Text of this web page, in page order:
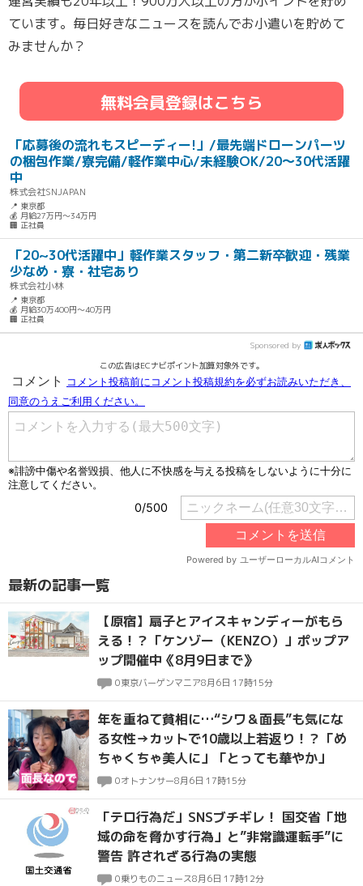
ています。毎日好きなニュースを読んでお小遣いを貯めて
みませんか？
無料会員登録はこちら
「応募後の流れもスピーディー!」/最先端ドローンパーツ
の梱包作業/寮完備/軽作業中心/未経験OK/20〜30代活躍
中
株式会社SNJAPAN
📍 東京都
💰 月給27万円～34万円
🏢 正社員
「20~30代活躍中」軽作業スタッフ・第二新卒歓迎・残業
少なめ・寮・社宅あり
株式会社小林
📍 東京都
💰 月給30万400円～40万円
🏢 正社員
Sponsored by
この広告はECナビポイント加算対象外です。
最新の記事一覧
【原宿】扇子とアイスキャンディーがもら
える！？「ケンゾー（KENZO）」ポップア
ップ開催中《8月9日まで》
0東京バーゲンマニア8月6日 17時15分
年を重ねて貧相に…“シワ＆面長”も気にな
る女性→カットで10歳以上若返り！？「め
ちゃくちゃ美人に」「とっても華やか」
0オトナンサー8月6日 17時15分
「テロ行為だ」SNSブチギレ！ 国交省「地
域の命を脅かす行為」と”非常識運転手”に
警告 許されざる行為の実態
0乗りものニュース8月6日 17時12分